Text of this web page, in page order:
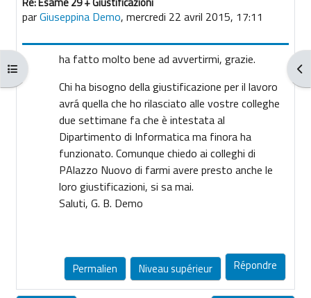
Ouvrir l’index du cours
parGiuseppina Demo, mercredi 22 avril 2015, 17:11
Nombre de réponses : 0
ha fatto molto bene ad avvertirmi, grazie.
Chi ha bisogno della giustificazione per il lavoro
avrá quella che ho rilasciato alle vostre colleghe
due settimane fa che è intestata al
Dipartimento di Informatica ma finora ha
funzionato. Comunque chiedo ai colleghi di
PAlazzo Nuovo di farmi avere presto anche le
loro giustificazioni, si sa mai.
Saluti, G. B. Demo
Permalien Niveau supérieur Répondre